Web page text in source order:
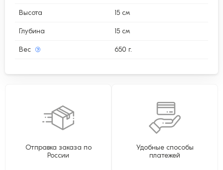
Высота 15 см
Глубина 15 см
Вес 650 г.
Отправка заказа по
России
Удобные способы
платежей